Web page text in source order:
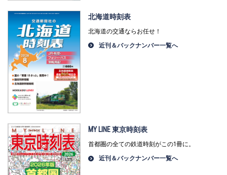
北海道時刻表
北海道の交通ならお任せ！
近刊＆バックナンバー一覧へ
MY LINE 東京時刻表
首都圏の全ての鉄道時刻がこの1冊に。
近刊＆バックナンバー一覧へ